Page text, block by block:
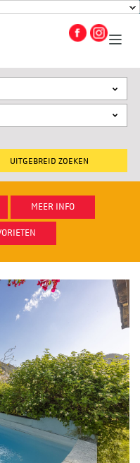
UITGEBREID ZOEKEN
MEER INFO